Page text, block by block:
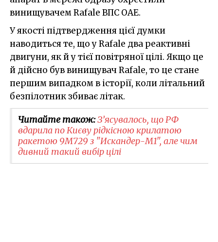
винищувачем Rafale ВПС ОАЕ.
У якості підтвердження цієї думки
наводиться те, що у Rafale два реактивні
двигуни, як й у тієї повітряної цілі. Якщо це
й дійсно був винищувач Rafale, то це стане
першим випадком в історії, коли літальний
безпілотник збиває літак.
Читайте також:З’ясувалось, що РФ
вдарила по Києву рідкісною крилатою
ракетою 9М729 з "Искандер-М1", але чим
дивний такий вибір цілі